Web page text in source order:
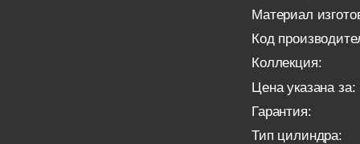
Материал
Код
Коллекция:
Цена указана за:
Гарантия:
Тип цилиндра: